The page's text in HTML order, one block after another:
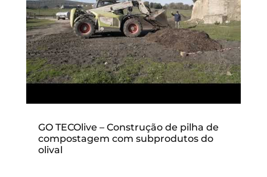
GO TECOlive – Construção de pilha de
compostagem com subprodutos do
olival